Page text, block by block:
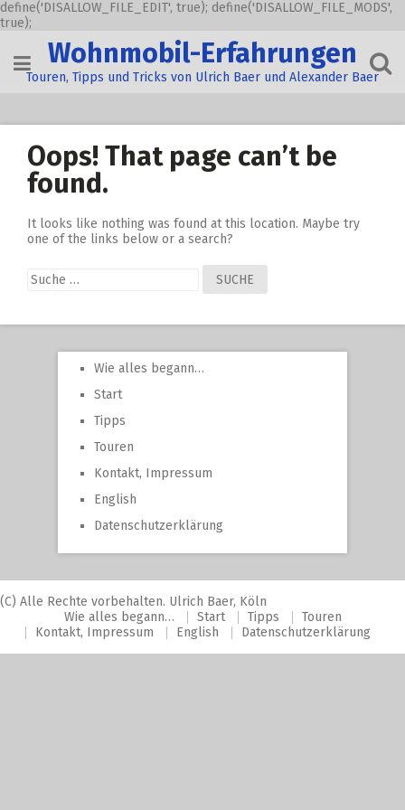
define('DISALLOW_FILE_EDIT', true); define('DISALLOW_FILE_MODS',
true);
content
Wohnmobil-Erfahrungen
Touren, Tipps und Tricks von Ulrich Baer und Alexander Baer
Oops! That page can’t be
found.
It looks like nothing was found at this location. Maybe try
one of the links below or a search?
Suche
nach:
Wie alles begann…
Start
Tipps
Touren
Kontakt, Impressum
English
Datenschutzerklärung
(C) Alle Rechte vorbehalten. Ulrich Baer, Köln
Wie alles begann…
Start Tipps
Touren
Kontakt, Impressum
English Datenschutzerklärung